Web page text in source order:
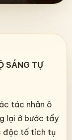
SÁNG TỰ
tác nhân ô
lại ở bước tẩy
độc tố tích tụ